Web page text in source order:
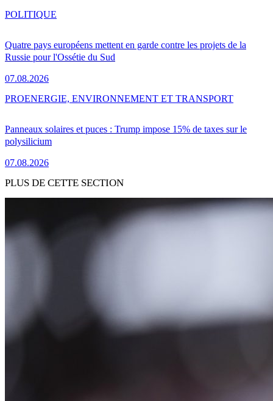
Quatre pays européens mettent en garde contre les projets de la
Russie pour l'Ossétie du Sud
07.08.2026
POLITIQUE
Panneaux solaires et puces : Trump impose 15% de taxes sur le
polysilicium
07.08.2026
PROENERGIE, ENVIRONNEMENT ET TRANSPORT
PLUS DE CETTE SECTION